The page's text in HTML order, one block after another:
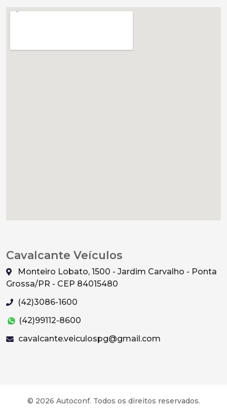
Cavalcante Veículos
Monteiro Lobato, 1500 - Jardim Carvalho - Ponta
Grossa/PR - CEP 84015480
(42)3086-1600
(42)99112-8600
cavalcante.veiculospg@gmail.com
© 2026 Autoconf. Todos os direitos reservados.